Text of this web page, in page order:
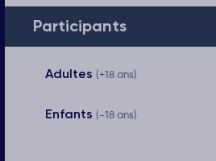
Participants
Adultes (+18 ans)
Enfants (-18 ans)